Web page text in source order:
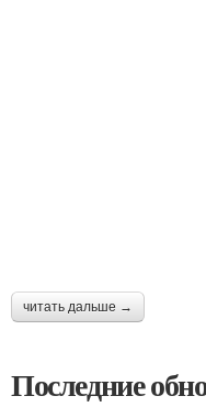
читать дальше →
Последние